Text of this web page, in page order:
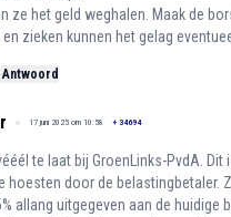
ze het geld weghalen. Maak de
zieken kunnen het gelag
Antwoord
17 juni 2025 om 10:58 + 34694
te laat bij GroenLinks-PvdA. Dit
hoesten door de belastingbetaler.
allang uitgegeven aan de huidige